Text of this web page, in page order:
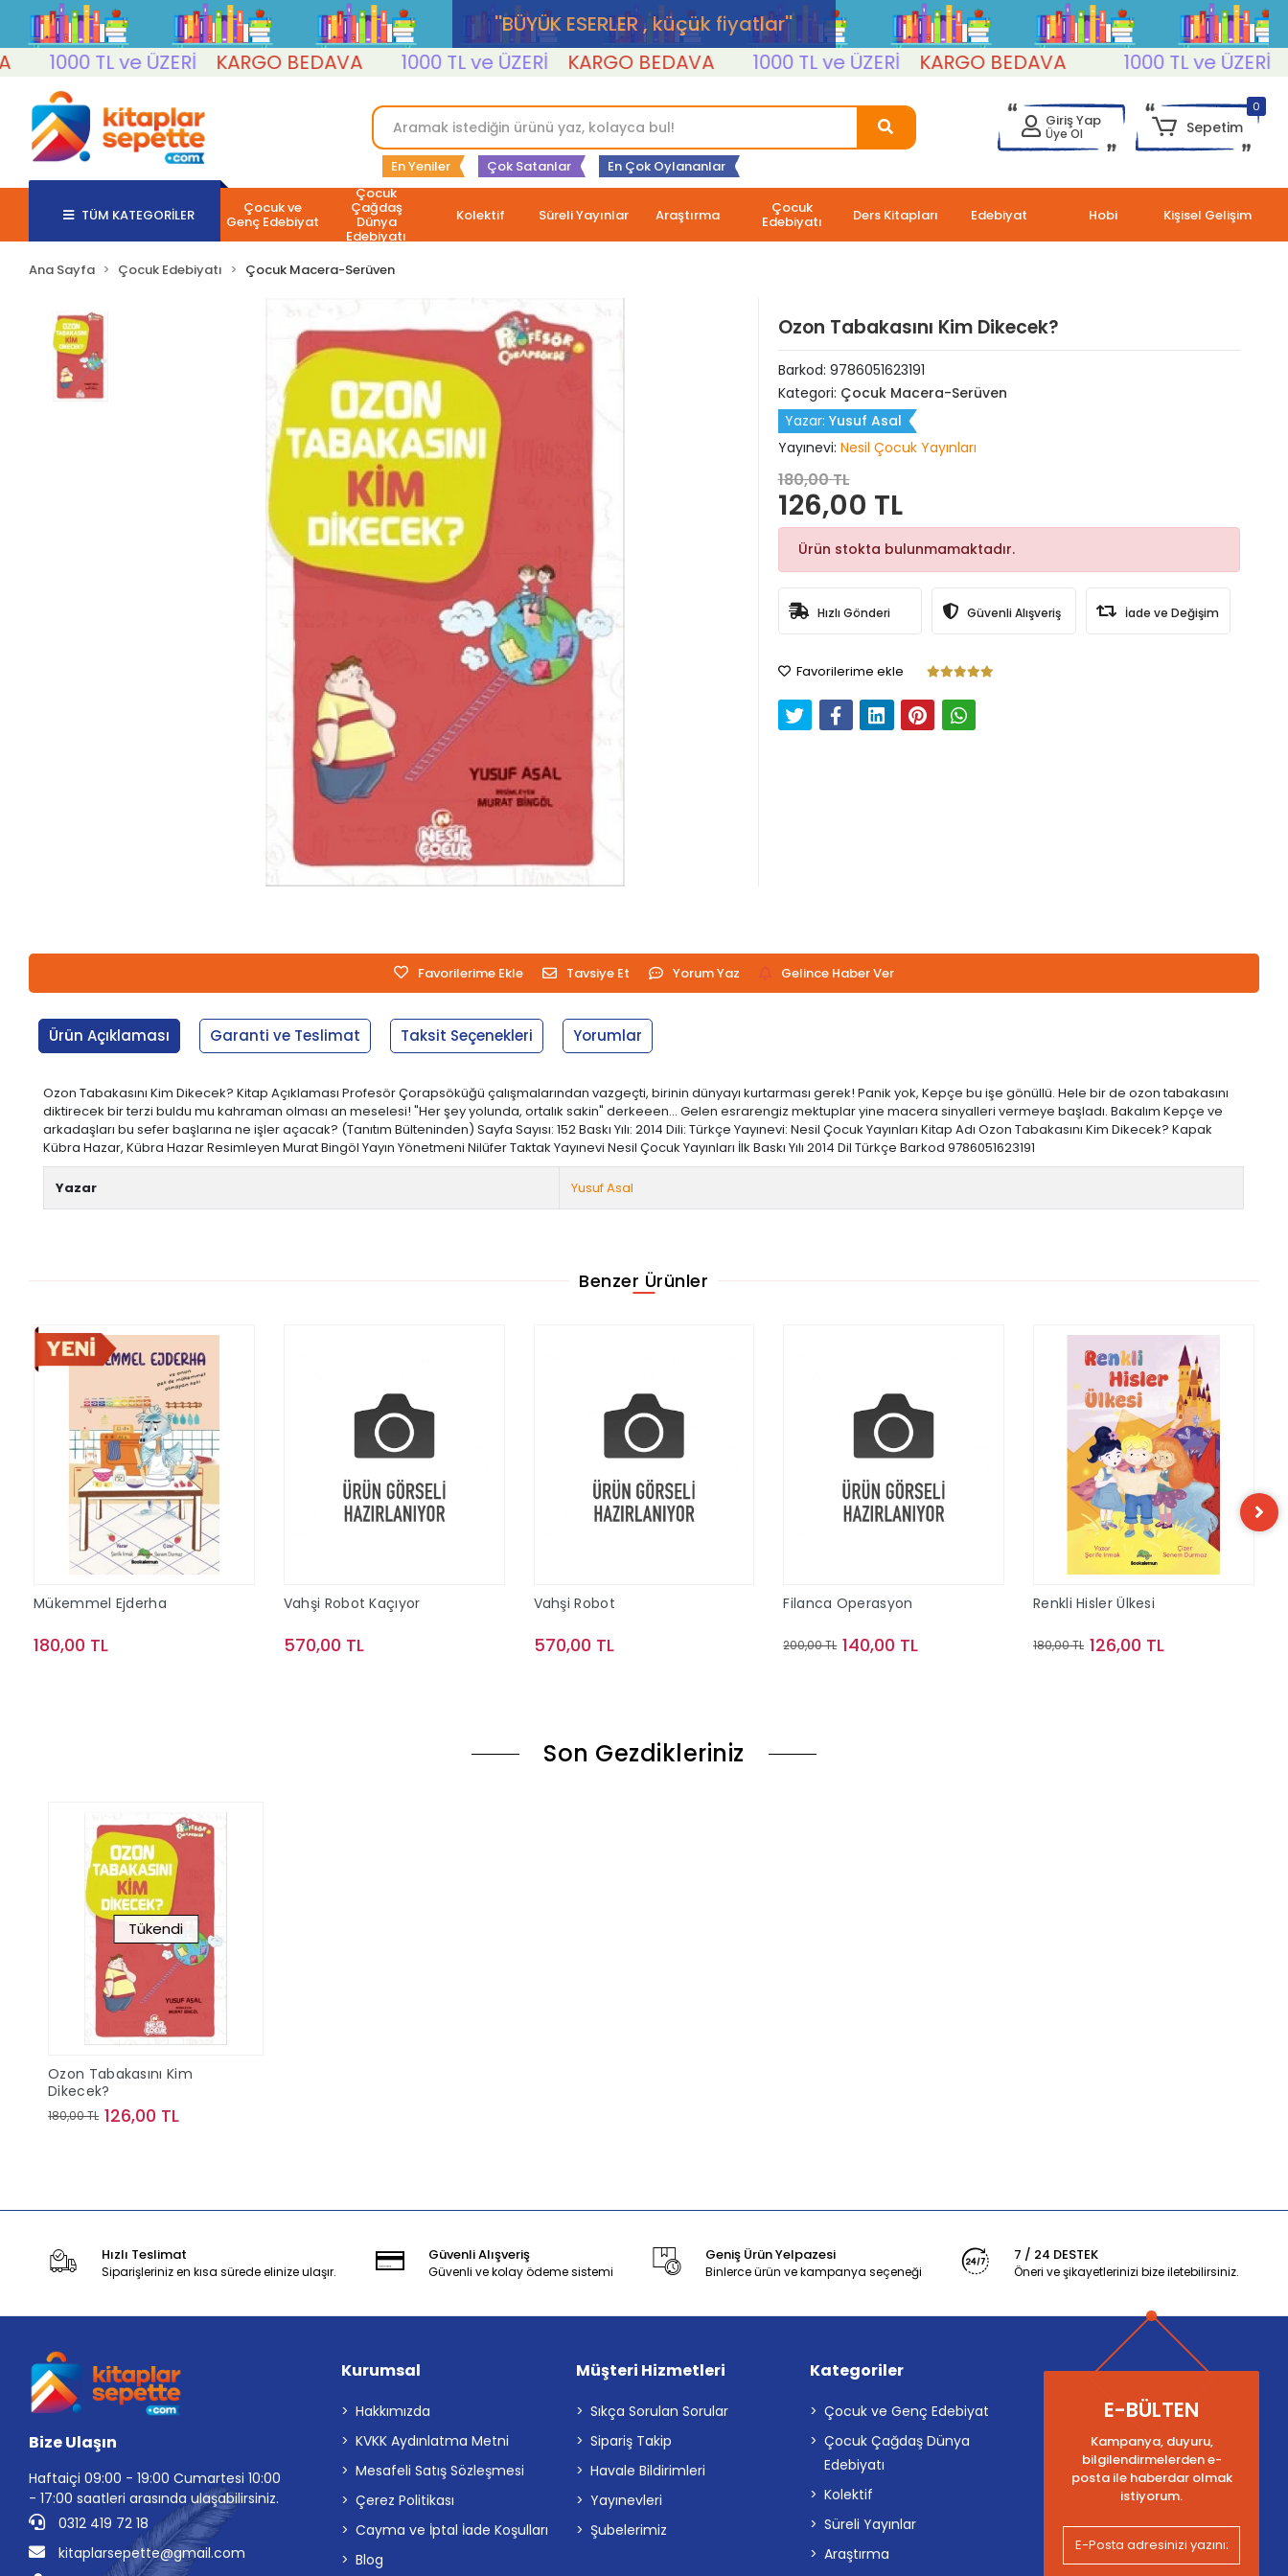
''BÜYÜK ESERLER , küçük fiyatlar''
1000 TL ve ÜZERİ
KARGO BEDAVA 1000 TL ve ÜZERİ KARGO BEDAVA 1000 TL ve ÜZERİ KARGO BEDAVA 1000 TL ve ÜZERİ
En Yeniler Çok Satanlar En Çok Oylananlar
Giriş Yap
Üye Ol
0
Sepetim
TÜM KATEGORİLER Çocuk ve
Genç Edebiyat
Çocuk
Çağdaş
Dünya
Edebiyatı
Kolektif Süreli Yayınlar Araştırma Çocuk
Edebiyatı Ders Kitapları Edebiyat Hobi Kişisel Gelişim
Ana Sayfa Çocuk Edebiyatı Çocuk Macera-Serüven
Ozon Tabakasını Kim Dikecek?
Barkod: 9786051623191
Kategori: Çocuk Macera-Serüven
Yazar: Yusuf Asal
Yayınevi: Nesil Çocuk Yayınları
180,00 TL
126,00 TL
Ürün stokta bulunmamaktadır.
Hızlı Gönderi Güvenli Alışveriş İade ve Değişim
Favorilerime ekle
Favorilerime Ekle Tavsiye Et Yorum Yaz Gelince Haber Ver
Ürün Açıklaması Garanti ve Teslimat Taksit Seçenekleri Yorumlar
Ozon Tabakasını Kim Dikecek? Kitap Açıklaması Profesör Çorapsöküğü çalışmalarından vazgeçti, birinin dünyayı kurtarması gerek! Panik yok, Kepçe bu işe gönüllü. Hele bir de ozon tabakasını
diktirecek bir terzi buldu mu kahraman olması an meselesi! "Her şey yolunda, ortalık sakin" derkeeen... Gelen esrarengiz mektuplar yine macera sinyalleri vermeye başladı. Bakalım Kepçe ve
arkadaşları bu sefer başlarına ne işler açacak? (Tanıtım Bülteninden) Sayfa Sayısı: 152 Baskı Yılı: 2014 Dili: Türkçe Yayınevi: Nesil Çocuk Yayınları Kitap Adı Ozon Tabakasını Kim Dikecek? Kapak
Kübra Hazar, Kübra Hazar Resimleyen Murat Bingöl Yayın Yönetmeni Nilüfer Taktak Yayınevi Nesil Çocuk Yayınları İlk Baskı Yılı 2014 Dil Türkçe Barkod 9786051623191
Yazar Yusuf Asal
Benzer Ürünler
Mükemmel Ejderha
180,00 TL
Vahşi Robot Kaçıyor
570,00 TL
Vahşi Robot
570,00 TL
Filanca Operasyon
200,00 TL 140,00 TL
Renkli Hisler Ülkesi
180,00 TL 126,00 TL
Son Gezdikleriniz
Tükendi
Ozon Tabakasını Kim
Dikecek?
180,00 TL 126,00 TL
Hızlı Teslimat
Siparişleriniz en kısa sürede elinize ulaşır.
Güvenli Alışveriş
Güvenli ve kolay ödeme sistemi
Geniş Ürün Yelpazesi
Binlerce ürün ve kampanya seçeneği
7 / 24 DESTEK
Öneri ve şikayetlerinizi bize iletebilirsiniz.
Bize Ulaşın
Haftaiçi 09:00 - 19:00 Cumartesi 10:00
- 17:00 saatleri arasında ulaşabilirsiniz.
0312 419 72 18
kitaplarsepette@gmail.com
Kurumsal
Hakkımızda
KVKK Aydınlatma Metni
Mesafeli Satış Sözleşmesi
Çerez Politikası
Cayma ve İptal İade Koşulları
Blog
Müşteri Hizmetleri
Sıkça Sorulan Sorular
Sipariş Takip
Havale Bildirimleri
Yayınevleri
Şubelerimiz
Kategoriler
Çocuk ve Genç Edebiyat
Çocuk Çağdaş Dünya
Edebiyatı
Kolektif
Süreli Yayınlar
Araştırma
E-BÜLTEN
Kampanya, duyuru,
bilgilendirmelerden e-
posta ile haberdar olmak
istiyorum.